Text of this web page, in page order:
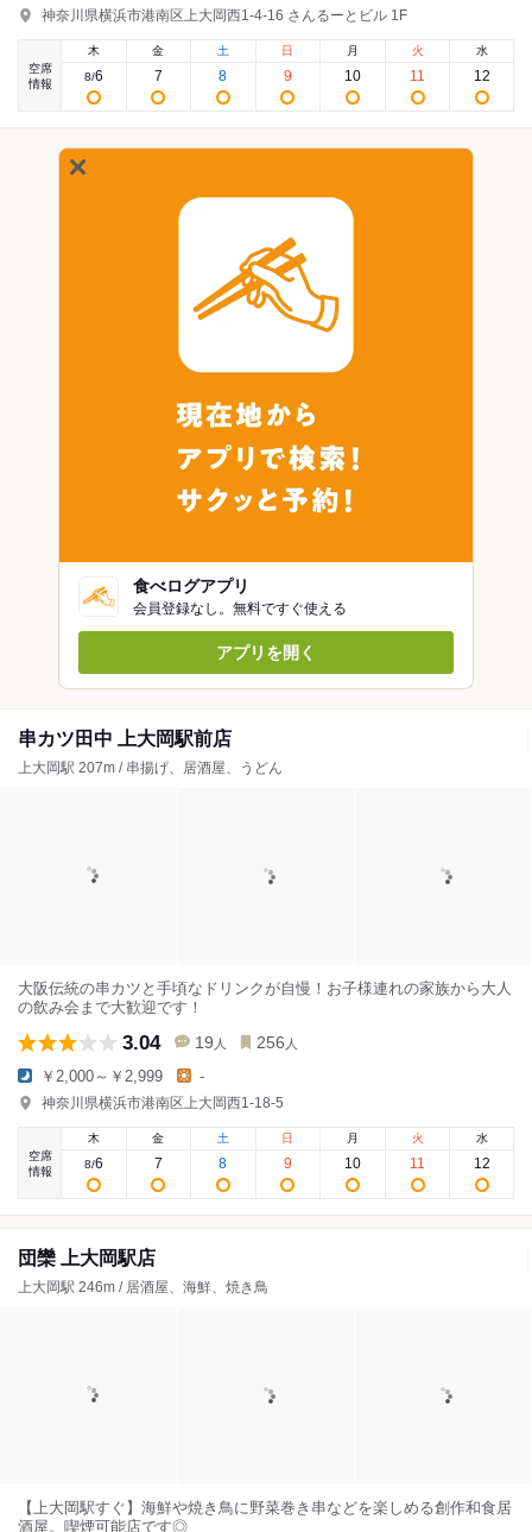
神奈川県横浜市港南区上大岡西1-4-16 さんるーとビル 1F
空席
情報
木
8/6
金
7
土
8
日
9
月
10
火
11
水
12
食べログアプリ
会員登録なし。無料ですぐ使える
アプリを開く
串カツ田中 上大岡駅前店
上大岡駅 207m / 串揚げ、居酒屋、うどん
大阪伝統の串カツと手頃なドリンクが自慢！お子様連れの家族から大人
の飲み会まで大歓迎です！
3.04 19 人 256 人
￥2,000～￥2,999 -
神奈川県横浜市港南区上大岡西1-18-5
空席
情報
木
8/6
金
7
土
8
日
9
月
10
火
11
水
12
団欒 上大岡駅店
上大岡駅 246m / 居酒屋、海鮮、焼き鳥
【上大岡駅すぐ】海鮮や焼き鳥に野菜巻き串などを楽しめる創作和食居
酒屋。喫煙可能店です◎